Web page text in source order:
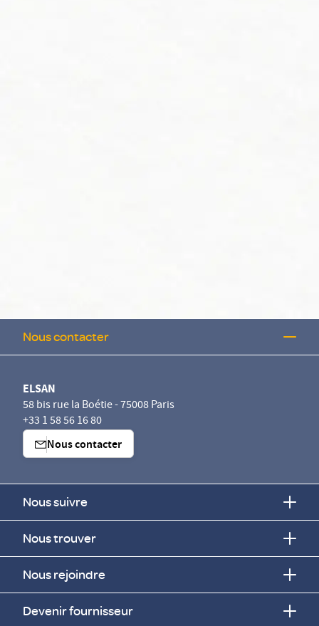
Nous contacter
ELSAN
58 bis rue la Boétie - 75008 Paris
+33 1 58 56 16 80
Nous contacter
Nous suivre
Nous trouver
Nous rejoindre
Devenir fournisseur